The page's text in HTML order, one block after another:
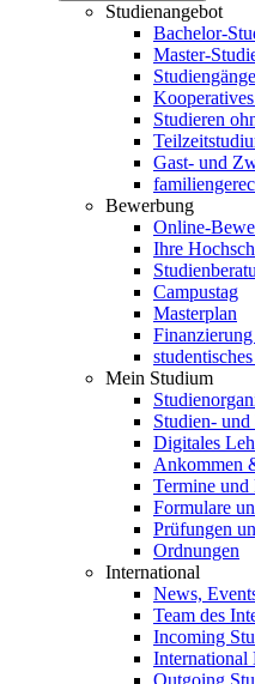
Studienangebot
Bachelor-
Master-
Studieren
Gast- und
Bewerbung
Online-
Ihre
Campustag
Masterplan
Mein Studium
Studien-
Digitales
Ankommen
Termine und
Formulare
Prüfungen
Ordnungen
International
News,
Team des
Incoming
International